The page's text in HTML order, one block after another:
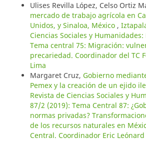
Ulises Revilla López, Celso Ortiz
mercado de trabajo agrícola en
Unidos, y Sinaloa, México ,
Ciencias Sociales y
Tema central 75: Migración:
precariedad. Coordinador del TC
Lima
Margaret Cruz, Gobierno
Pemex y la creación de un ejido
Revista de Ciencias Sociales y
87/2 (2019): Tema Central 87:
normas privadas?
de los recursos naturales en
Central. Coordinador Eric